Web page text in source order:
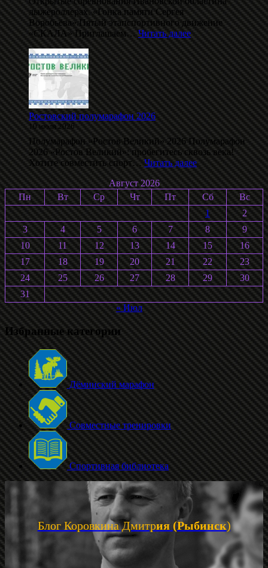
лыжероллерах. «Гонка памяти Сергея
Воробьёва».Пятый этапспортивного движение
«СКАЛА» Приглашаем…Читать далее:
Даблполлинг
на
лыжероллерах
памяти
С.
Воробьёва
2026
Ростовский полумарафон 2026
10 июля 2026
Полумарафон «Ростов Великий» 2026 Полумарафон
2026 «Ростов Великий»: пробегитесь сквозь века!
Хотите совместить спорт…Читать далее:
Ростовский
полумарафон
2026
Август 2026
Пн
Вт Ср Чт Пт Сб
Вс
1
2
3
4 5 6 7 8
9
10
11 12 13 14 15
16
17
18 19 20 21 22
23
24
25 26 27 28 29
30
31
« Июл
Избранные категории
Дёминский марафон
Совместные тренировки
Спортивная библиотека
Блог Коровкина Дмитрия (Рыбинск)